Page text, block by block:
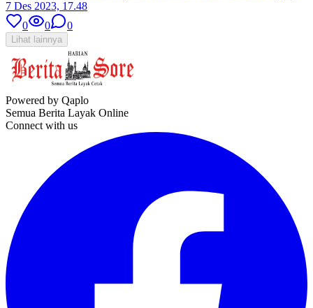
7 Des 2023, 17.48
0
0 0
Lihat lainnya
Powered by Qaplo
Semua Berita Layak Online
Connect with us